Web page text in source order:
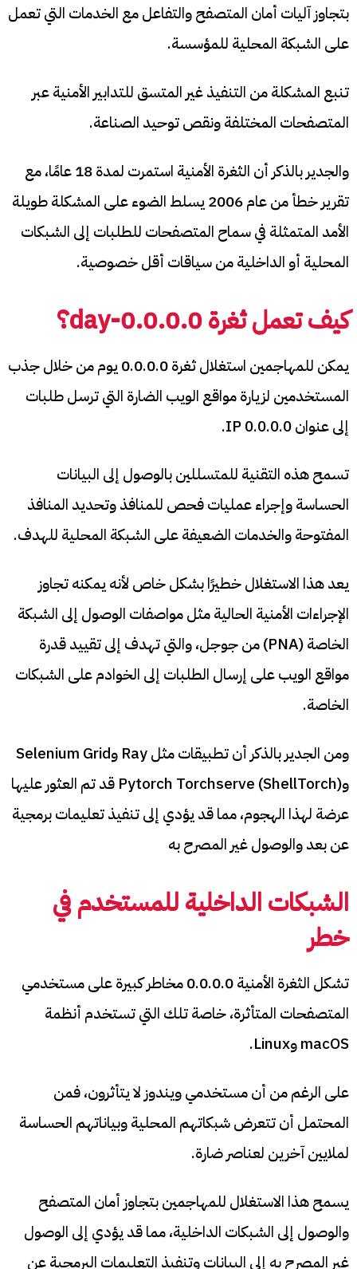
بتجاوز آليات أمان المتصفح والتفاعل مع الخدمات التي تعمل
على الشبكة المحلية للمؤسسة.
تنبع المشكلة من التنفيذ غير المتسق للتدابير الأمنية عبر
المتصفحات المختلفة ونقص توحيد الصناعة.
والجدير بالذكر أن الثغرة الأمنية استمرت لمدة 18 عامًا، مع
تقرير خطأ من عام 2006 يسلط الضوء على المشكلة طويلة
الأمد المتمثلة في سماح المتصفحات للطلبات إلى الشبكات
المحلية أو الداخلية من سياقات أقل خصوصية.
كيف تعمل ثغرة0.0.0.0-
day؟
يمكن للمهاجمين استغلال ثغرة 0.0.0.0 يوم من خلال جذب
المستخدمين لزيارة مواقع الويب الضارة التي ترسل طلبات
إلى عنوان IP 0.0.0.0.
تسمح هذه التقنية للمتسللين بالوصول إلى البيانات
الحساسة وإجراء عمليات فحص للمنافذ وتحديد المنافذ
المفتوحة والخدمات الضعيفة على الشبكة المحلية للهدف.
يعد هذا الاستغلال خطيرًا بشكل خاص لأنه يمكنه تجاوز
الإجراءات الأمنية الحالية مثل مواصفات الوصول إلى الشبكة
الخاصة (PNA) من جوجل، والتي تهدف إلى تقييد قدرة
مواقع الويب على إرسال الطلبات إلى الخوادم على الشبكات
الخاصة.
ومن الجدير بالذكر أن تطبيقات مثل Ray وSelenium Grid
وPytorch Torchserve (ShellTorch) قد تم العثور عليها
عرضة لهذا الهجوم، مما قد يؤدي إلى تنفيذ تعليمات برمجية
عن بعد والوصول غير المصرح به
الشبكات الداخلية للمستخدم في
خطر
تشكل الثغرة الأمنية 0.0.0.0 مخاطر كبيرة على مستخدمي
المتصفحات المتأثرة، خاصة تلك التي تستخدم أنظمة
macOS وLinux.
على الرغم من أن مستخدمي ويندوز لا يتأثرون، فمن
المحتمل أن تتعرض شبكاتهم المحلية وبياناتهم الحساسة
لملايين آخرين لعناصر ضارة.
يسمح هذا الاستغلال للمهاجمين بتجاوز أمان المتصفح
والوصول إلى الشبكات الداخلية، مما قد يؤدي إلى الوصول
غير المصرح به إلى البيانات وتنفيذ التعليمات البرمجية عن